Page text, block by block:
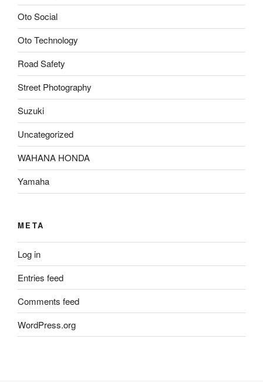
Oto Social
Oto Technology
Road Safety
Street Photography
Suzuki
Uncategorized
WAHANA HONDA
Yamaha
META
Log in
Entries feed
Comments feed
WordPress.org